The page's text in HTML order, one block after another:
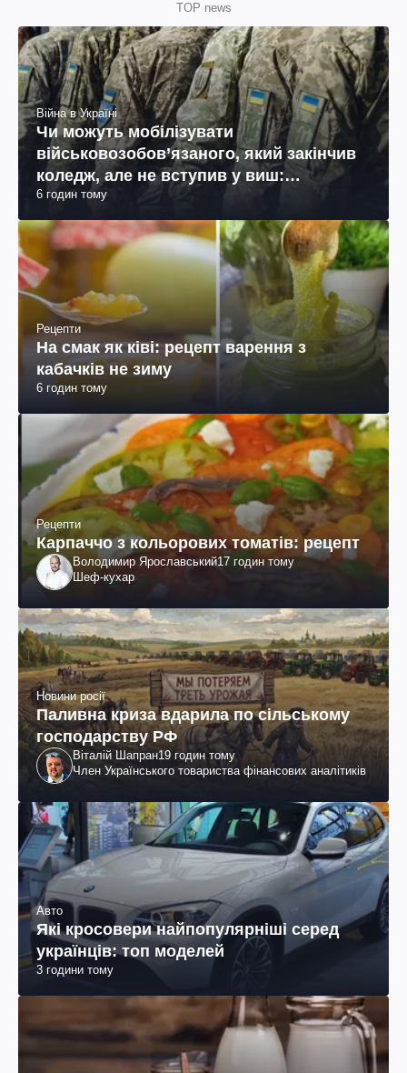
TOP news
Війна в Україні
Чи можуть мобілізувати
військовозобов’язаного, який закінчив
коледж, але не вступив у виш:
пояснення юриста
6 годин тому
Рецепти
На смак як ківі: рецепт варення з
кабачків не зиму
6 годин тому
Рецепти
Карпаччо з кольорових томатів: рецепт
Володимир Ярославський17 годин тому
Шеф-кухар
Новини росії
Паливна криза вдарила по сільському
господарству РФ
Віталій Шапран19 годин тому
Член Українського товариства фінансових аналітиків
Авто
Які кросовери найпопулярніші серед
українців: топ моделей
3 години тому